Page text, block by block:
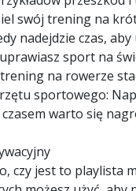
swój trening na
nadejdzie czas,
uprawiasz sport na
na rowerze
sportowego:
czasem warto się
czy jest to playlista